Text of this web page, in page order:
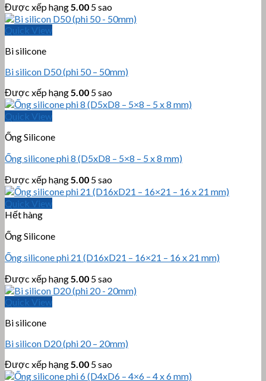
Được xếp hạng5.00 5 sao
Quick View
Bi silicone
Bi silicon D50 (phi 50 – 50mm)
Được xếp hạng5.00 5 sao
Quick View
Ống Silicone
Ống silicone phi 8 (D5xD8 – 5×8 – 5 x 8 mm)
Được xếp hạng5.00 5 sao
Quick View
Hết hàng
Ống Silicone
Ống silicone phi 21 (D16xD21 – 16×21 – 16 x 21 mm)
Được xếp hạng5.00 5 sao
Quick View
Bi silicone
Bi silicon D20 (phi 20 – 20mm)
Được xếp hạng5.00 5 sao